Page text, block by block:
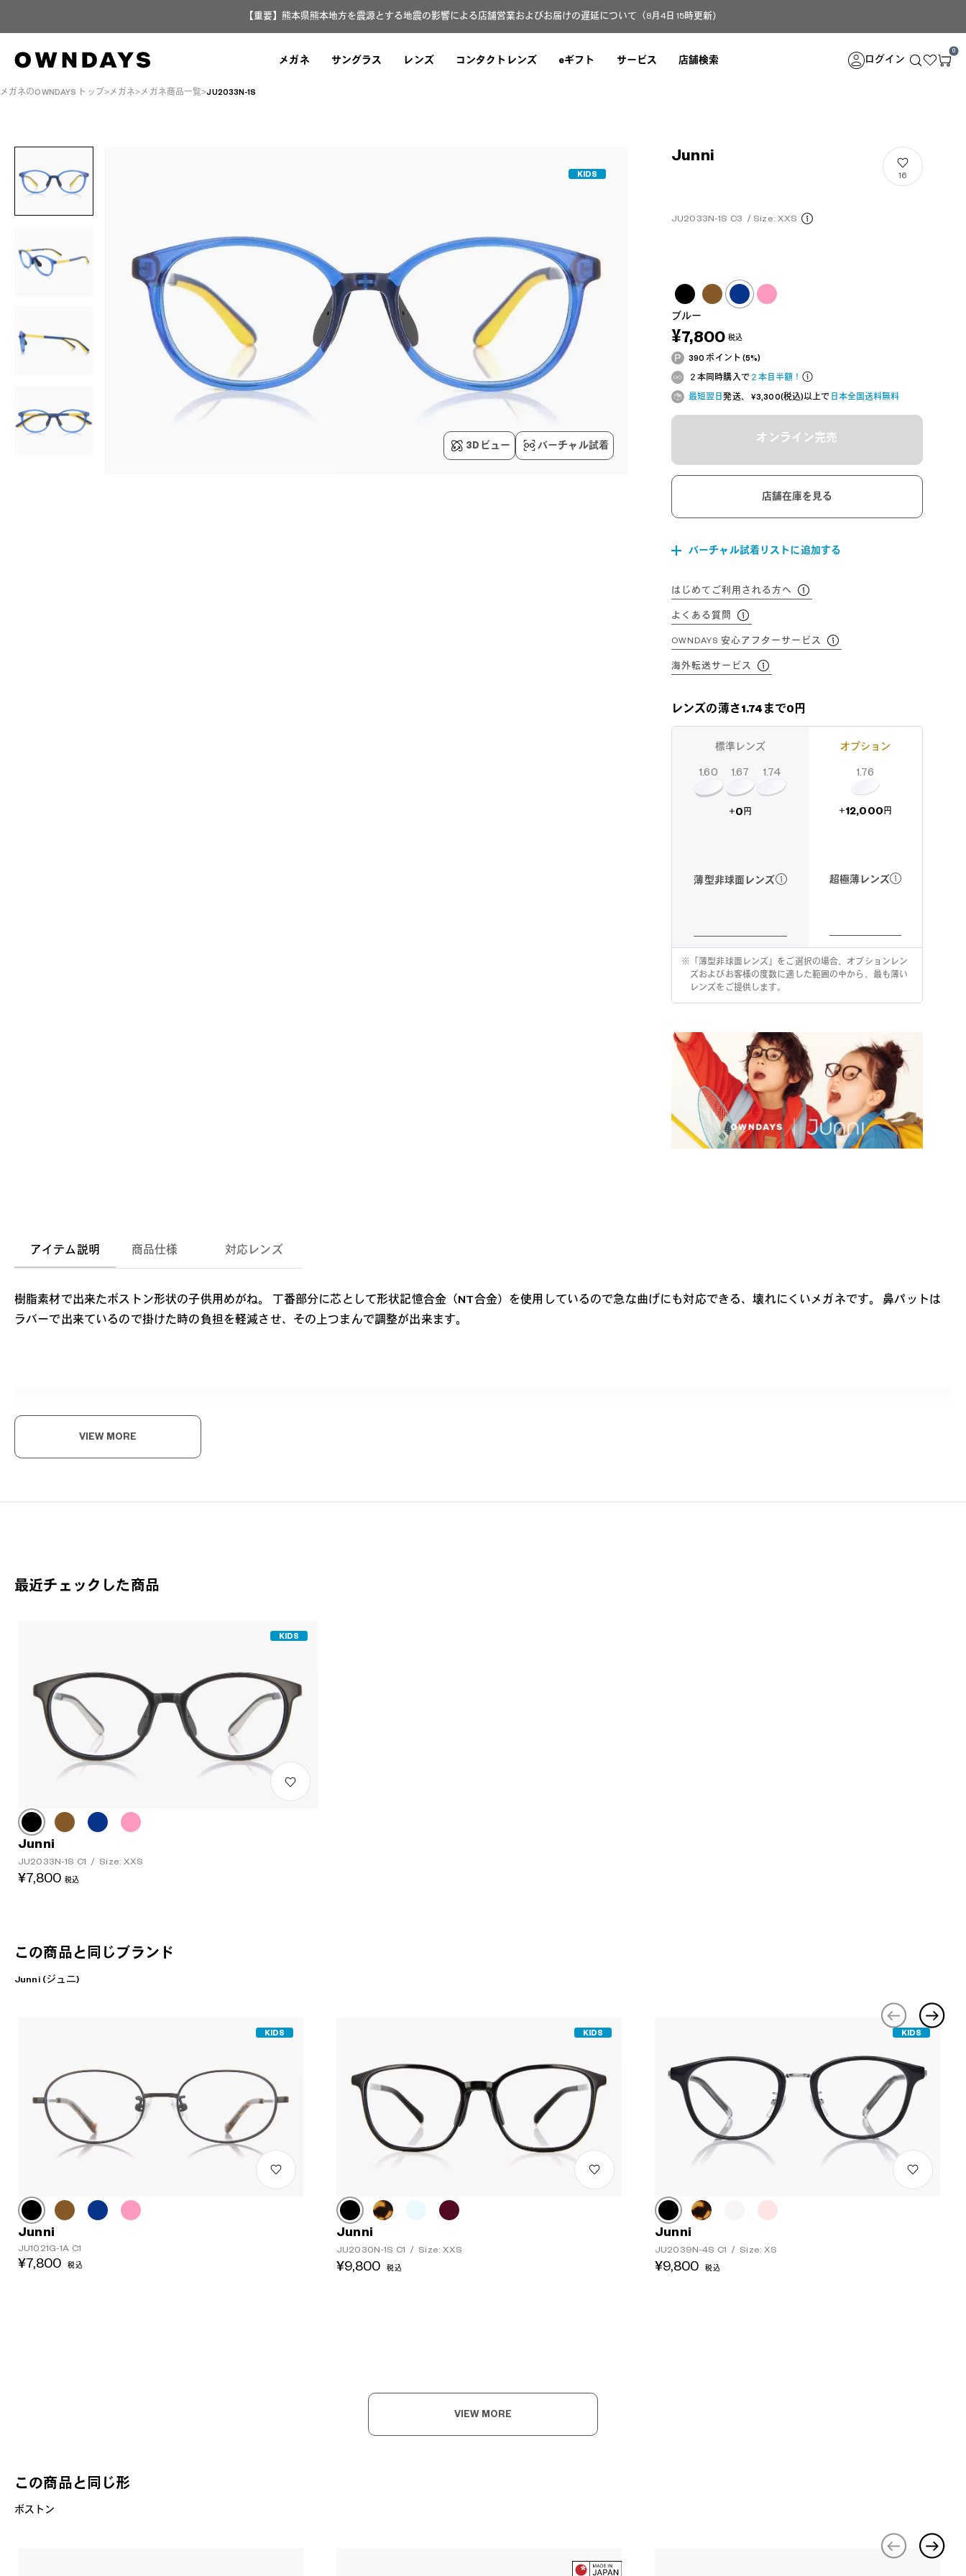
【重要】熊本県熊本地方を震源とする地震の影響による店舗営業およびお届けの遅延について（8月4日 15時更新）
メガネ サングラス レンズ コンタクトレンズ eギフト サービス 店舗検索 ログイン
0
メガネのOWNDAYS トップ メガネ メガネ商品一覧 JU2033N-1S
KIDS
3Dビュー バーチャル試着
Junni
JU2033N-1S C3 / Size: XXS
16
ブルー
¥7,800 税込
390 ポイント (5%)
２本同時購入で２本目半額！
最短翌日発送、 ¥3,300(税込)以上で 日本全国送料無料
オンライン完売
店舗在庫を見る
バーチャル試着リストに追加する
はじめてご利用される方へ
よくある質問
OWNDAYS 安心アフターサービス
海外転送サービス
レンズの薄さ1.74まで0円
標準レンズ
1.60 1.67 1.74
+0 円
薄型非球面レンズ
オプション
1.76
+12,000 円
超極薄レンズ
※
「薄型非球面レンズ」をご選択の場合、オプションレン
ズおよびお客様の度数に適した範囲の中から、最も薄い
レンズをご提供します。
アイテム説明 商品仕様 対応レンズ
樹脂素材で出来たボストン形状の子供用めがね。 丁番部分に芯として形状記憶合金（NT合金）を使用しているので急な曲げにも対応できる、壊れにくいメガネです。 鼻パットは
ラバーで出来ているので掛けた時の負担を軽減させ、その上つまんで調整が出来ます。
Junni 商品一覧へ
VIEW MORE
最近チェックした商品
KIDS
Junni
JU2033N-1S C1 / Size: XXS
¥7,800 税込
この商品と同じブランド
Junni (ジュニ)
KIDS
Junni
JU1021G-1A C1
¥7,800 税込
KIDS
Junni
JU2030N-1S C1 / Size: XXS
¥9,800 税込
KIDS
Junni
JU2039N-4S C1 / Size: XS
¥9,800 税込
VIEW MORE
この商品と同じ形
ボストン